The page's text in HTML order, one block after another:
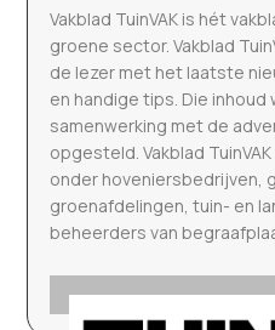
Vakblad TuinVAK is hét
groene sector. Vakblad
de lezer met het laatste
en handige tips. Die inhoud
samenwerking met de
opgesteld. Vakblad
onder hoveniersbedrijven,
groenafdelingen, tuin- en
beheerders van